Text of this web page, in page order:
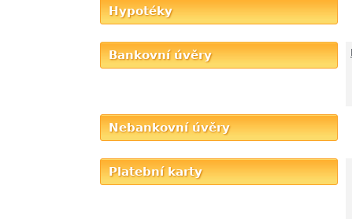
Hypotéky
Bankovní úvěry
Nebankovní úvěry
Platební karty